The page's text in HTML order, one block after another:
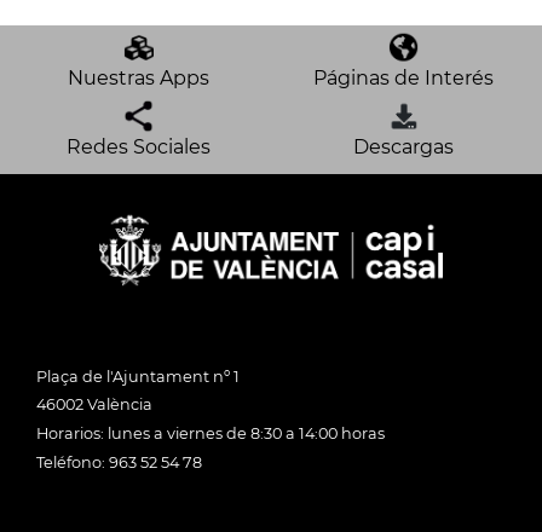
Nuestras Apps Páginas de Interés
Redes Sociales Descargas
Plaça de l'Ajuntament nº 1
46002 València
Horarios: lunes a viernes de 8:30 a 14:00 horas
Teléfono: 963 52 54 78